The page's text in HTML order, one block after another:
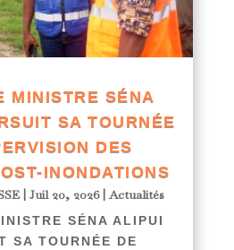
MINISTRE SÉNA
SA TOURNÉE
DES
INONDATIONS
| Juil 20, 2026|Actualités
SÉNA ALIPUI
SA TOURNÉE DE